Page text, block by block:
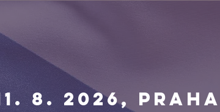
8. 2026, Praha